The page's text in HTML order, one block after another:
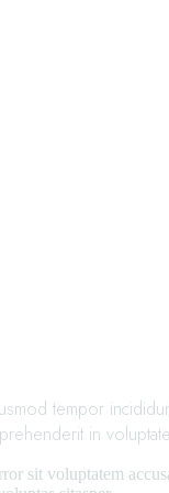
tempor
in
sit voluptatem